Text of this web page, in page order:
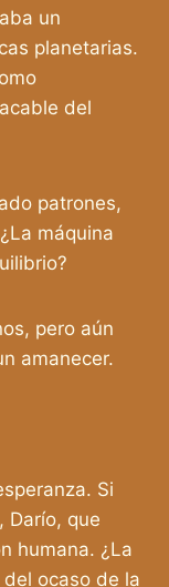
un
planetarias.
del
patrones,
máquina
pero aún
amanecer.
Si
Darío, que
humana. ¿La
ocaso de la